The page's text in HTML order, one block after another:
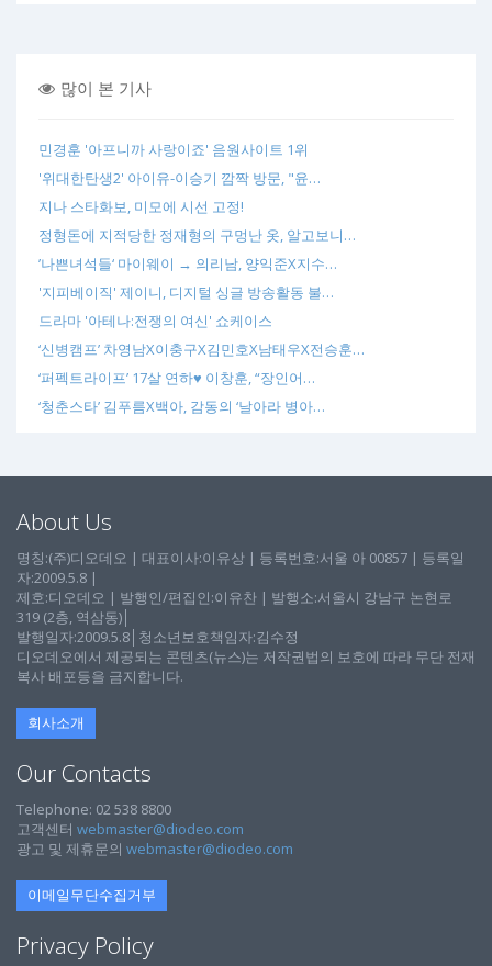
많이 본 기사
민경훈 '아프니까 사랑이죠' 음원사이트 1위
'위대한탄생2' 아이유-이승기 깜짝 방문, "윤…
지나 스타화보, 미모에 시선 고정!
정형돈에 지적당한 정재형의 구멍난 옷, 알고보니…
’나쁜녀석들‘ 마이웨이 → 의리남, 양익준X지수…
'지피베이직' 제이니, 디지털 싱글 방송활동 불…
드라마 '아테나:전쟁의 여신' 쇼케이스
‘신병캠프’ 차영남X이충구X김민호X남태우X전승훈…
‘퍼펙트라이프’ 17살 연하♥ 이창훈, “장인어…
‘청춘스타’ 김푸름X백아, 감동의 ‘날아라 병아…
About Us
명칭:(주)디오데오 | 대표이사:이유상 | 등록번호:서울 아 00857 | 등록일
자:2009.5.8 |
제호:디오데오 | 발행인/편집인:이유찬 | 발행소:서울시 강남구 논현로
319 (2층, 역삼동)│
발행일자:2009.5.8│청소년보호책임자:김수정
디오데오에서 제공되는 콘텐츠(뉴스)는 저작권법의 보호에 따라 무단 전재
복사 배포등을 금지합니다.
회사소개
Our Contacts
Telephone: 02 538 8800
고객센터 webmaster@diodeo.com
광고 및 제휴문의 webmaster@diodeo.com
이메일무단수집거부
Privacy Policy